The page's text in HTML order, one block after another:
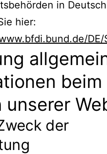
in
hier:
beim
unserer
der